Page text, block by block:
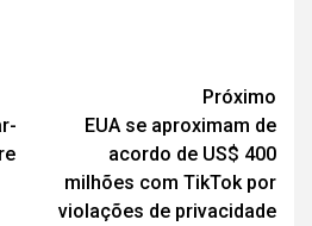
Próximo
EUA se aproximam de
acordo de US$ 400
milhões com TikTok por
violações de privacidade